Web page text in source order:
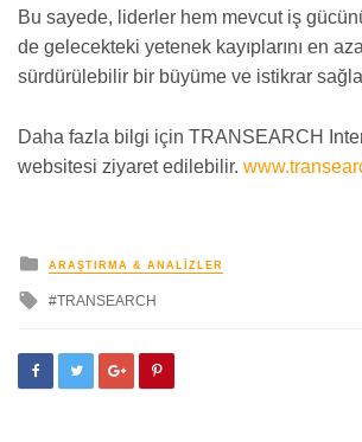
Bu sayede, liderler hem mevcut iş
de gelecekteki yetenek kayıplarını en
sürdürülebilir bir büyüme ve istikrar
Daha fazla bilgi için TRANSEARCH
websitesi ziyaret edilebilir.
yayınlanan
ARAŞTIRMA & ANALIZLER
ileTRANSEARCH